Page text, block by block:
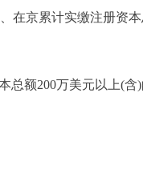
京累计实缴注册资本
额200万美元以上(含)